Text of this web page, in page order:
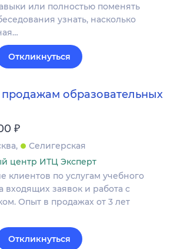
или полностью поменять
узнать, насколько
Откликнуться
образовательных
₽
Селигерская
центр ИТЦ Эксперт
клиентов по услугам учебного
входящих заявок и работа с
Опыт в продажах от 3 лет
Откликнуться